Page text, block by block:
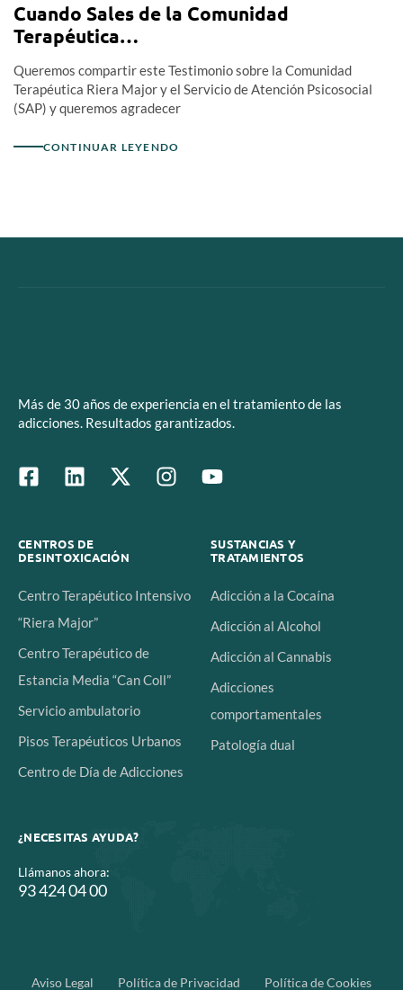
Cuando Sales de la Comunidad
Terapéutica…
Queremos compartir este Testimonio sobre la Comunidad
Terapéutica Riera Major y el Servicio de Atención Psicosocial
(SAP) y queremos agradecer
CONTINUAR LEYENDO
Más de 30 años de experiencia en el tratamiento de las
adicciones. Resultados garantizados.
CENTROS DE
DESINTOXICACIÓN
Centro Terapéutico Intensivo
“Riera Major”
Centro Terapéutico de
Estancia Media “Can Coll”
Servicio ambulatorio
Pisos Terapéuticos Urbanos
Centro de Día de Adicciones
SUSTANCIAS Y
TRATAMIENTOS
Adicción a la Cocaína
Adicción al Alcohol
Adicción al Cannabis
Adicciones
comportamentales
Patología dual
¿NECESITAS AYUDA?
Llámanos ahora:
93 424 04 00
Aviso Legal Política de Privacidad Política de Cookies